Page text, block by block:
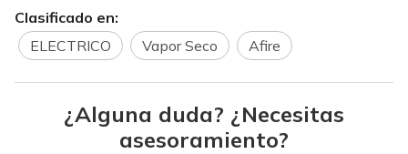
Clasificado en:
ELECTRICO
Vapor Seco Afire
¿Alguna duda? ¿Necesitas
asesoramiento?